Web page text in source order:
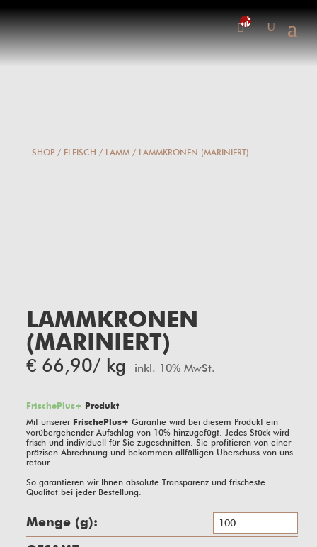
0-
Artikel
SHOP/ FLEISCH / LAMM/ LAMMKRONEN (MARINIERT)
LAMMKRONEN
(MARINIERT)
€66,90/ kg inkl. 10% MwSt.
FrischePlus+ Produkt
Mit unserer FrischePlus+ Garantie wird bei diesem Produkt ein
vorübergehender Aufschlag von 10%hinzugefügt. Jedes Stück wird
frisch und individuell für Sie zugeschnitten. Sie profitieren von einer
präzisen Abrechnung und bekommen allfälligen Überschuss von uns
retour.
So garantieren wir Ihnen absolute Transparenz und frischeste
Qualität bei jeder Bestellung.
g